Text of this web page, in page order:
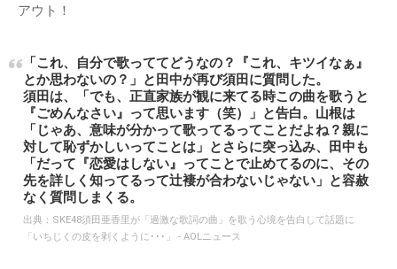
アウト！
「これ、自分で歌っててどうなの？『これ、キツイなぁ』
とか思わないの？」と田中が再び須田に質問した。
須田は、「でも、正直家族が観に来てる時この曲を歌うと
『ごめんなさい』って思います（笑）」と告白。山根は
「じゃあ、意味が分かって歌ってるってことだよね？親に
対して恥ずかしいってことは」とさらに突っ込み、田中も
「だって『恋愛はしない』ってことで止めてるのに、その
先を詳しく知ってるって辻褄が合わないじゃない」と容赦
なく質問しまくる。
出典： SKE48須田亜香里が「過激な歌詞の曲」を歌う心境を告白して話題に
「いちじくの皮を剥くように･･･」 - AOLニュース